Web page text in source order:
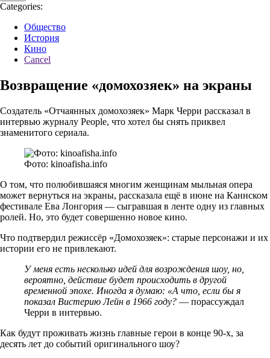
Categories:
Общество
История
Кино
Cancel
Возвращение «домохозяек» на экраны
Создатель «Отчаянных домохозяек» Марк Черри рассказал в
интервью журналу People, что хотел бы снять приквел
знаменитого сериала.
Фото: kinoafisha.info
О том, что полюбившаяся многим женщинам мыльная опера
может вернуться на экраны, рассказала ещё в июне на Каннском
фестивале Ева Лонгория — сыгравшая в ленте одну из главных
ролей. Но, это будет совершенно новое кино.
Что подтвердил режиссёр «Домохозяек»: старые персонажи и их
истории его не привлекают.
У меня есть несколько идей для возрождения шоу, но,
вероятно, действие будет происходить в другой
временной эпохе. Иногда я думаю: «А что, если бы я
показал Вистерию Лейн в 1966 году? — порассуждал
Черри в интервью.
Как будут проживать жизнь главные герои в конце 90-х, за
десять лет до событий оригинального шоу?